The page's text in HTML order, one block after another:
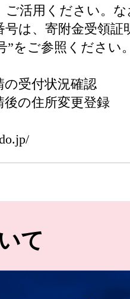
活用ください。な
は、寄附金受領証
をご参照ください。
受付状況確認
の住所変更登録
て